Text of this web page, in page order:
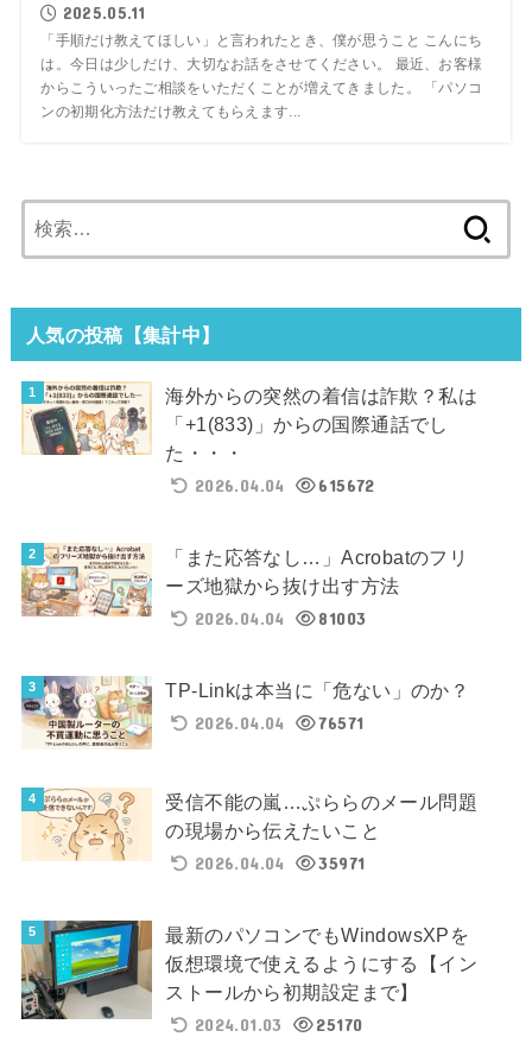
2025.05.11
「手順だけ教えてほしい」と言われたとき、僕が思うこと こんにち
は。今日は少しだけ、大切なお話をさせてください。 最近、お客様
からこういったご相談をいただくことが増えてきました。 「パソコ
ンの初期化方法だけ教えてもらえます...
索:
人気の投稿【集計中】
海外からの突然の着信は詐欺？私は
「+1(833)」からの国際通話でし
た・・・
2026.04.04
615672
「また応答なし…」Acrobatのフリ
ーズ地獄から抜け出す方法
2026.04.04
81003
TP-Linkは本当に「危ない」のか？
2026.04.04
76571
受信不能の嵐…ぷららのメール問題
の現場から伝えたいこと
2026.04.04
35971
最新のパソコンでもWindowsXPを
仮想環境で使えるようにする【イン
ストールから初期設定まで】
2024.01.03
25170